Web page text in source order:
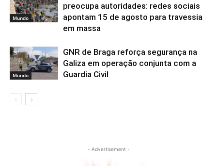
Mundo
preocupa autoridades: redes sociais
apontam 15 de agosto para travessia
em massa
Mundo
GNR de Braga reforça segurança na
Galiza em operação conjunta com a
Guardia Civil
- Advertisement -